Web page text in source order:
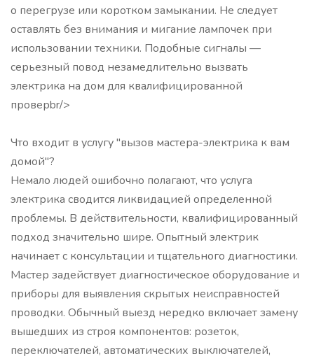
о перегрузе или коротком замыкании. Не следует
оставлять без внимания и мигание лампочек при
использовании техники. Подобные сигналы —
серьезный повод незамедлительно вызвать
электрика на дом для квалифицированной
проверbr/>
Что входит в услугу "вызов мастера-электрика к вам
домой"?
Немало людей ошибочно полагают, что услуга
электрика сводится ликвидацией определенной
проблемы. В действительности, квалифицированный
подход значительно шире. Опытный электрик
начинает с консультации и тщательного диагностики.
Мастер задействует диагностическое оборудование и
приборы для выявления скрытых неисправностей
проводки. Обычный выезд нередко включает замену
вышедших из строя компонентов: розеток,
переключателей, автоматических выключателей,